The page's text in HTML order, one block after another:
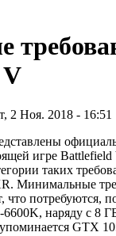
2 Ноя. 2018 - 16:51
игре Battlefield
таких
Минимальные
что потребуются,
наряду с 8
GTX